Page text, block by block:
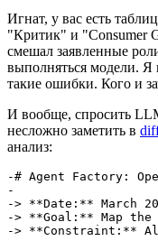
Игнат, у вас есть
"Критик" и "Consumer
смешал заявленные
выполняться модели.
такие ошибки. Кого и
И вообще, спросить
несложно заметить в
анализ:
-# Agent Factory:
-
-> **Date:** March
-> **Goal:** Map